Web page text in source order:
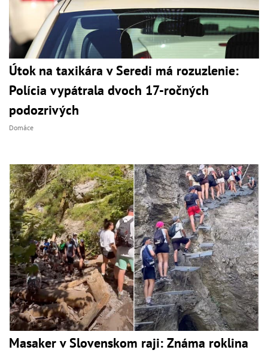
Útok na taxikára v Seredi má rozuzlenie:
Polícia vypátrala dvoch 17-ročných
podozrivých
Domáce
Masaker v Slovenskom raji: Známa roklina